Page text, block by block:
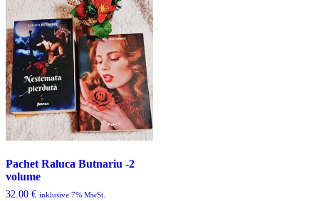
Pachet Raluca Butnariu -2
volume
32.00 € inklusive 7% MwSt.